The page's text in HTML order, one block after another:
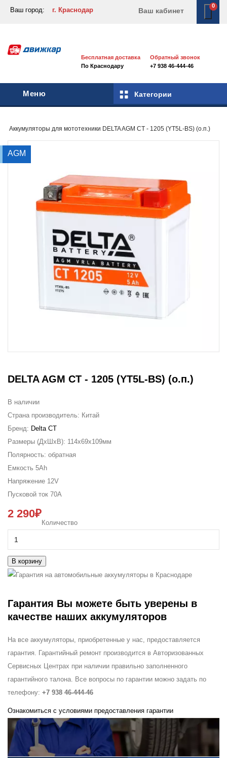
Ваш город: г. Краснодар Ваш кабинет
0
Бесплатная доставка
По Краснодару
Обратный звонок
+7 938 46-444-46
Меню Категории
Аккумуляторы для мототехники DELTA AGM CT - 1205 (YT5L-BS) (о.п.)
AGM
DELTA AGM CT - 1205 (YT5L-BS) (о.п.)
В наличии
Страна производитель: Китай
Бренд: Delta CT
Размеры (ДxШxВ): 114x69x109мм
Полярность: обратная
Емкость 5Ah
Напряжение 12V
Пусковой ток 70A
2 290₽
Количество
В корзину
Гарантия Вы можете быть уверены в
качестве наших аккумуляторов
На все аккумуляторы, приобретенные у нас, предоставляется
гарантия. Гарантийный ремонт производится в Авторизованных
Сервисных Центрах при наличии правильно заполненного
гарантийного талона. Все вопросы по гарантии можно задать по
телефону: +7 938 46-444-46
Ознакомиться с условиями предоставления гарантии